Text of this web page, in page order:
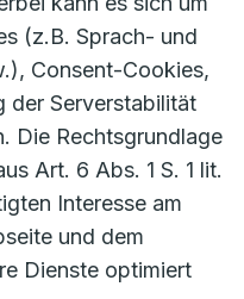
(z.B. Sprach- und
Consent-Cookies,
der Serverstabilität
Die Rechtsgrundlage
Art. 6 Abs. 1 S. 1 lit.
Interesse am
und dem
Dienste optimiert